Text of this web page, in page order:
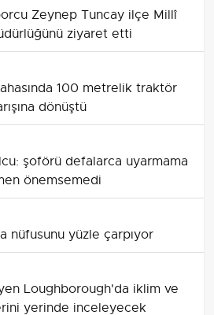
Zeynep Tuncay ilçe Millî
ziyaret etti
100 metrelik traktör
dönüştü
şoförü defalarca uyarmama
önemsemedi
nüfusunu yüzle çarpıyor
Loughborough'da iklim ve
yerinde inceleyecek